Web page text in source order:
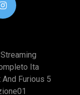
Ita
Furious 5